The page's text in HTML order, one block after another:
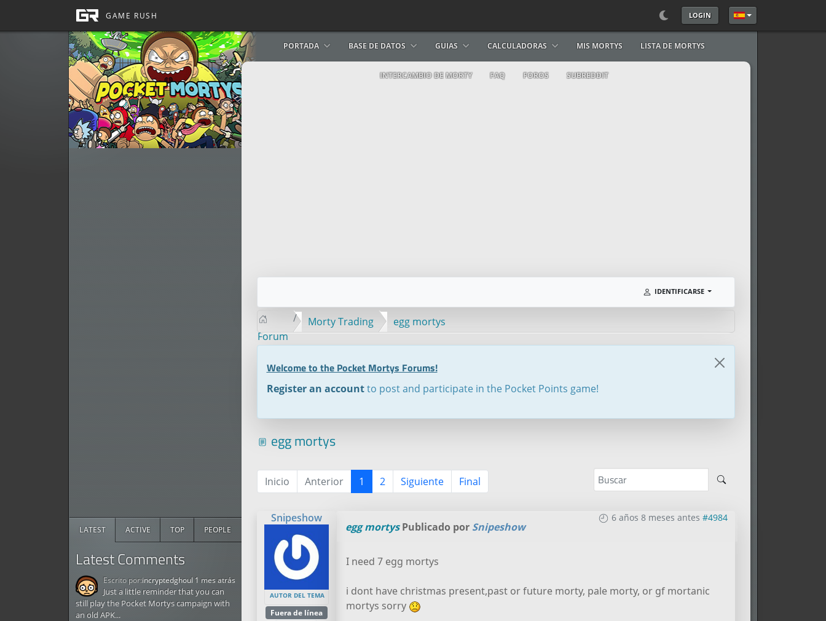
LOGIN Seleccione su idioma
PORTADA BASE DE DATOS GUIAS CALCULADORAS MIS MORTYS LISTA DE MORTYS
INTERCAMBIO DE MORTY FAQ FOROS SUBREDDIT
LATEST ACTIVE TOP PEOPLE
Latest Comments
1 mes atrás
Just a little reminder that you can
still play the Pocket Mortys campaign with
an old APK...
Escrito por:incryptedghoul
IDENTIFICARSE
Forum
Morty Trading egg mortys
Welcome to the Pocket Mortys Forums!
Register an accountto post and participate in the Pocket Points game!
egg mortys
Inicio Anterior 1 2 Siguiente Final
Snipeshow
AUTOR DEL TEMA
Fuera de línea
6 años 8 meses antes #4984
egg mortysPublicado por Snipeshow
I need 7 egg mortys
i dont have christmas present,past or future morty, pale morty, or gf mortanic
mortys sorry